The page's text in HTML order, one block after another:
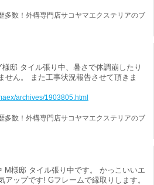
数！外構専門店サコヤマエクステリアのブ
邸 タイル張り中、暑さで体調崩したり
せん。 また工事状況報告させて頂きま
archives/1903805.html
数！外構専門店サコヤマエクステリアのブ
M様邸 タイル張り中です。 かっこいいエ
アップです! Gフレームで縁取りします。